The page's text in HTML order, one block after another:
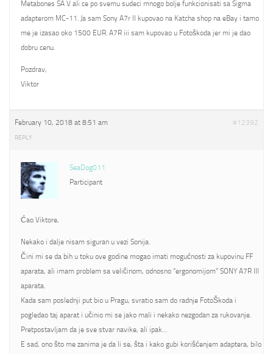
Metabones SA V ali ce po svemu sudeci mnogo bolje funkcionisati sa Sigma
adapterom MC-11. Ja sam Sony A7r II kupovao na Katcha shop na eBay i tamo
me je izasao oko 1500 EUR. A7R iii sam kupovao u Fotoškoda jer mi je dao
dobru cenu.
Pozdrav,
Viktor
February 10, 2018 at 8:51 am #12392
REPLY
SeaDog011
Participant
Ćao Viktore,
Nekako i dalje nisam siguran u vezi Sonija.
Čini mi se da bih u toku ove godine mogao imati mogućnosti za kupovinu FF
aparata, ali imam problem sa veličinom, odnosno “ergonomijom” SONY A7R III
aparata.
Kada sam poslednji put bio u Pragu, svratio sam do radnje FotoŠkoda i
pogledao taj aparat i učinio mi se jako mali i nekako nezgodan za rukovanje.
Pretpostavljam da je sve stvar navike, ali ipak…
E sad, ono što me zanima je da li se, šta i kako gubi korišćenjem adaptera, bilo